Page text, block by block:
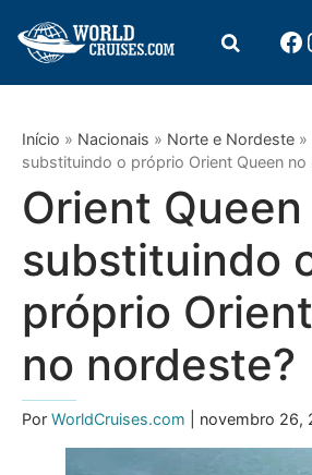
Início » Nacionais » Norte e Nordeste »
substituindo o próprio Orient Queen no
Orient Queen
substituindo
próprio
no nordeste?
Por WorldCruises.com | novembro 26,